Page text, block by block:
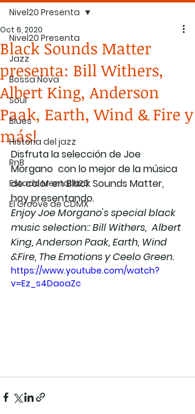
Nivel20 Presenta
Jazz
Bossa Nova
Soul
Blues
Historia del jazz
RnB
Estado Mental N20
El Groove de CDMX
Nivel20 Presenta
Black Sounds Matter
presenta: Bill Withers,
Albert King, Anderson
Paak, Earth, Wind & Fire y
más!
Oct 6, 2020
Disfruta la selección de Joe
Morgano  con lo mejor de la música
de color en Black Sounds Matter,
hoy presentando.
Enjoy Joe Morgano's special black
music selection:: Bill Withers,  Albert
King, Anderson Paak, Earth, Wind
&Fire, The Emotions y Ceelo Green.
https://www.youtube.com/watch?
v=Ez_s4DaoaZc